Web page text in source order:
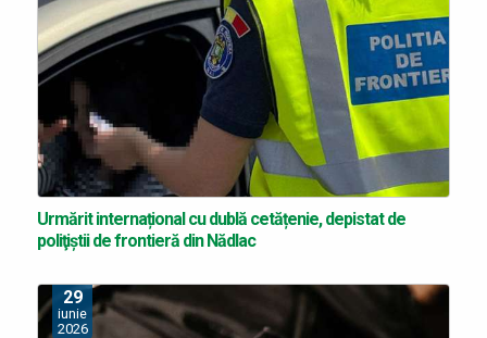
Urmărit internațional cu dublă cetățenie, depistat de
poliţiştii de frontieră din Nădlac
29
iunie
2026